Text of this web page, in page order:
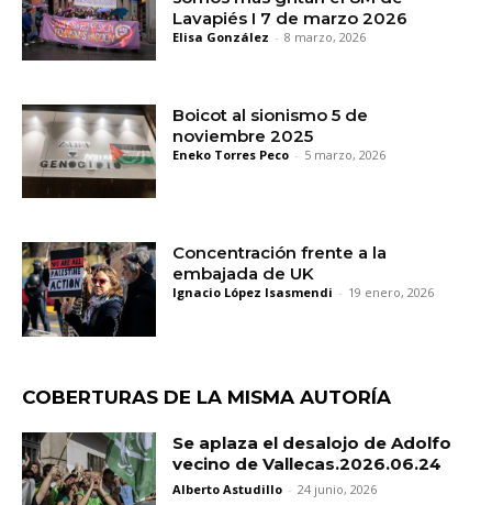
Lavapiés I 7 de marzo 2026
Elisa González - 8 marzo, 2026
Boicot al sionismo 5 de
noviembre 2025
Eneko Torres Peco - 5 marzo, 2026
Concentración frente a la
embajada de UK
Ignacio López Isasmendi - 19 enero, 2026
COBERTURAS DE LA MISMA AUTORÍA
Se aplaza el desalojo de Adolfo
vecino de Vallecas.2026.06.24
Alberto Astudillo - 24 junio, 2026